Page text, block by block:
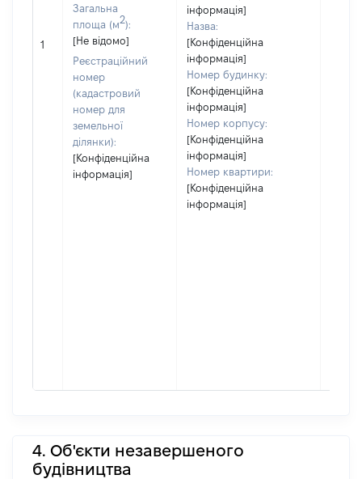
1
Загальна
площа (м2):
[Не відомо]
Реєстраційний
номер
(кадастровий
номер для
земельної
ділянки):
[Конфіденційна
інформація]
інформація]
Назва:
[Конфіденційна
інформація]
Номер будинку:
[Конфіденційна
інформація]
Номер корпусу:
[Конфіденційна
інформація]
Номер квартири:
[Конфіденційна
інформація]
4. Об'єкти незавершеного
будівництва